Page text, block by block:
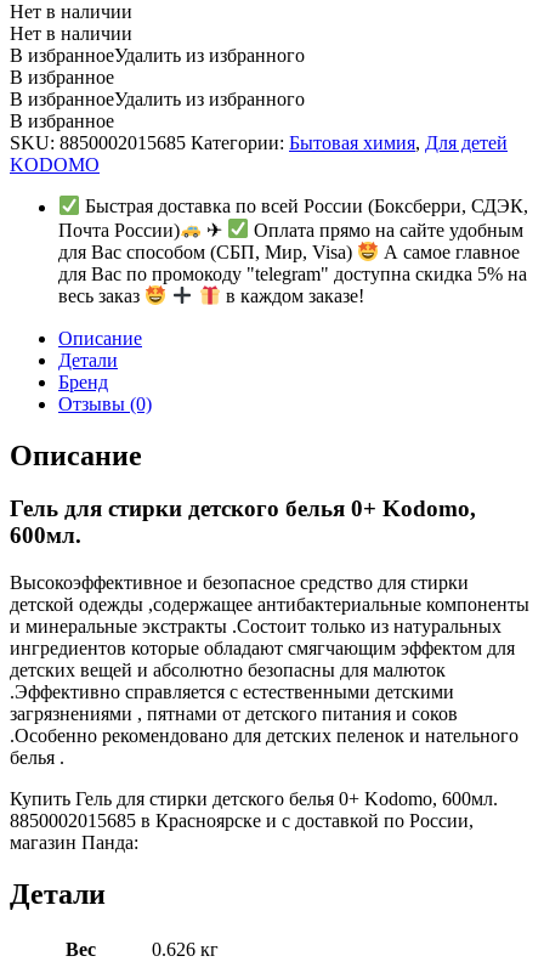
Нет в наличии
Нет в наличии
В избранноеУдалить из избранного
В избранное
В избранноеУдалить из избранного
В избранное
SKU: 8850002015685 Категории: Бытовая химия, Для детей
KODOMO
Быстрая доставка по всей России (Боксберри, СДЭК,
Почта России)
✈
Оплата прямо на сайте удобным
для Вас способом (СБП, Мир, Visa)
А самое главное
для Вас по промокоду "telegram" доступна скидка 5% на
весь заказ
в каждом заказе!
Описание
Детали
Бренд
Отзывы (0)
Описание
Гель для стирки детского белья 0+ Kodomo,
600мл.
Высокоэффективное и безопасное средство для стирки
детской одежды ,содержащее антибактериальные компоненты
и минеральные экстракты .Состоит только из натуральных
ингредиентов которые обладают смягчающим эффектом для
детских вещей и абсолютно безопасны для малюток
.Эффективно справляется с естественными детскими
загрязнениями , пятнами от детского питания и соков
.Особенно рекомендовано для детских пеленок и нательного
белья .
Купить Гель для стирки детского белья 0+ Kodomo, 600мл.
8850002015685 в Красноярске и с доставкой по России,
магазин Панда:
Детали
Вес 0.626 кг